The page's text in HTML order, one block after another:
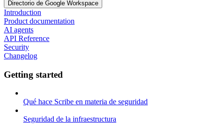
Directorio de Google Workspace
Introduction
Product documentation
AI agents
API Reference
Security
Changelog
Getting started
Qué hace Scribe en materia de seguridad
Seguridad de la infraestructura